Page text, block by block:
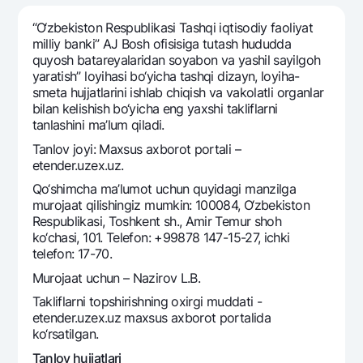
Hamma uchun USD uchun
Talab qilib olinguncha USD
Oltin omonat
NBU’dan oltin quymalar
Kumush omonat
UzCard/HUMO
Visa
Visa FIFA
Mastercard
Ish haqi
Garmin pay
Eskrou hisobvarag‘i
Tariflar
Aksiyalar
Ko'p beriladigan savollar
Sayt bo‘yicha qidiring
Qidirish
Foydali havolalar
Ko'p beriladigan savollar
Matbuot markazi
“O‘zbekiston Respublikasi Tashqi iqtisodiy faoliyat
milliy banki” AJ Bosh ofisisiga tutash hududda
quyosh batareyalaridan soyabon va yashil sayilgoh
yaratish” loyihasi bo‘yicha tashqi dizayn, loyiha-
smeta hujjatlarini ishlab chiqish va vakolatli organlar
bilan kelishish bo‘yicha eng yaxshi takliflarni
tanlashini ma’lum qiladi.
Tanlov joyi: Maxsus axborot portali –
etender.uzex.uz.
Qo‘shimcha ma’lumot uchun quyidagi manzilga
murojaat qilishingiz mumkin: 100084, O‘zbekiston
Respublikasi, Toshkent sh., Amir Temur shoh
ko‘chasi, 101. Telefon: +99878 147-15-27, ichki
telefon: 17-70.
Murojaat uchun – Nazirov L.B.
Takliflarni topshirishning oxirgi muddati -
etender.uzex.uz maxsus axborot portalida
ko‘rsatilgan.
Tanlov hujjatlari